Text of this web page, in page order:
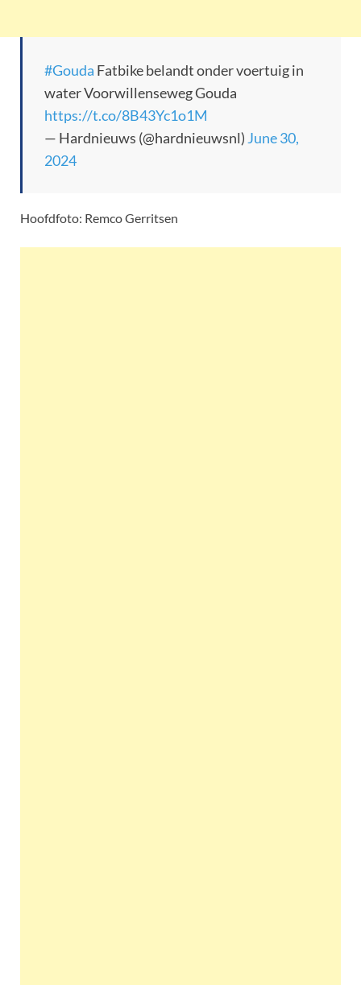
#Gouda Fatbike belandt onder voertuig in
water Voorwillenseweg Gouda
https://t.co/8B43Yc1o1M
— Hardnieuws (@hardnieuwsnl) June 30,
2024
Hoofdfoto: Remco Gerritsen